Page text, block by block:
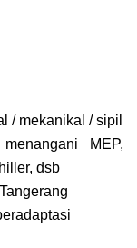
/ mekanikal / sipil
MEP,
dsb